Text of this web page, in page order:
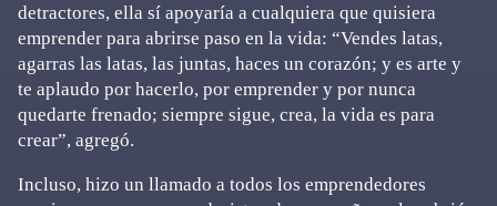
detractores, ella sí apoyaría a cualquiera que quisiera
emprender para abrirse paso en la vida: “Vendes latas,
agarras las latas, las juntas, haces un corazón; y es arte y
te aplaudo por hacerlo, por emprender y por nunca
quedarte frenado; siempre sigue, crea, la vida es para
crear”, agregó.
Incluso, hizo un llamado a todos los emprendedores